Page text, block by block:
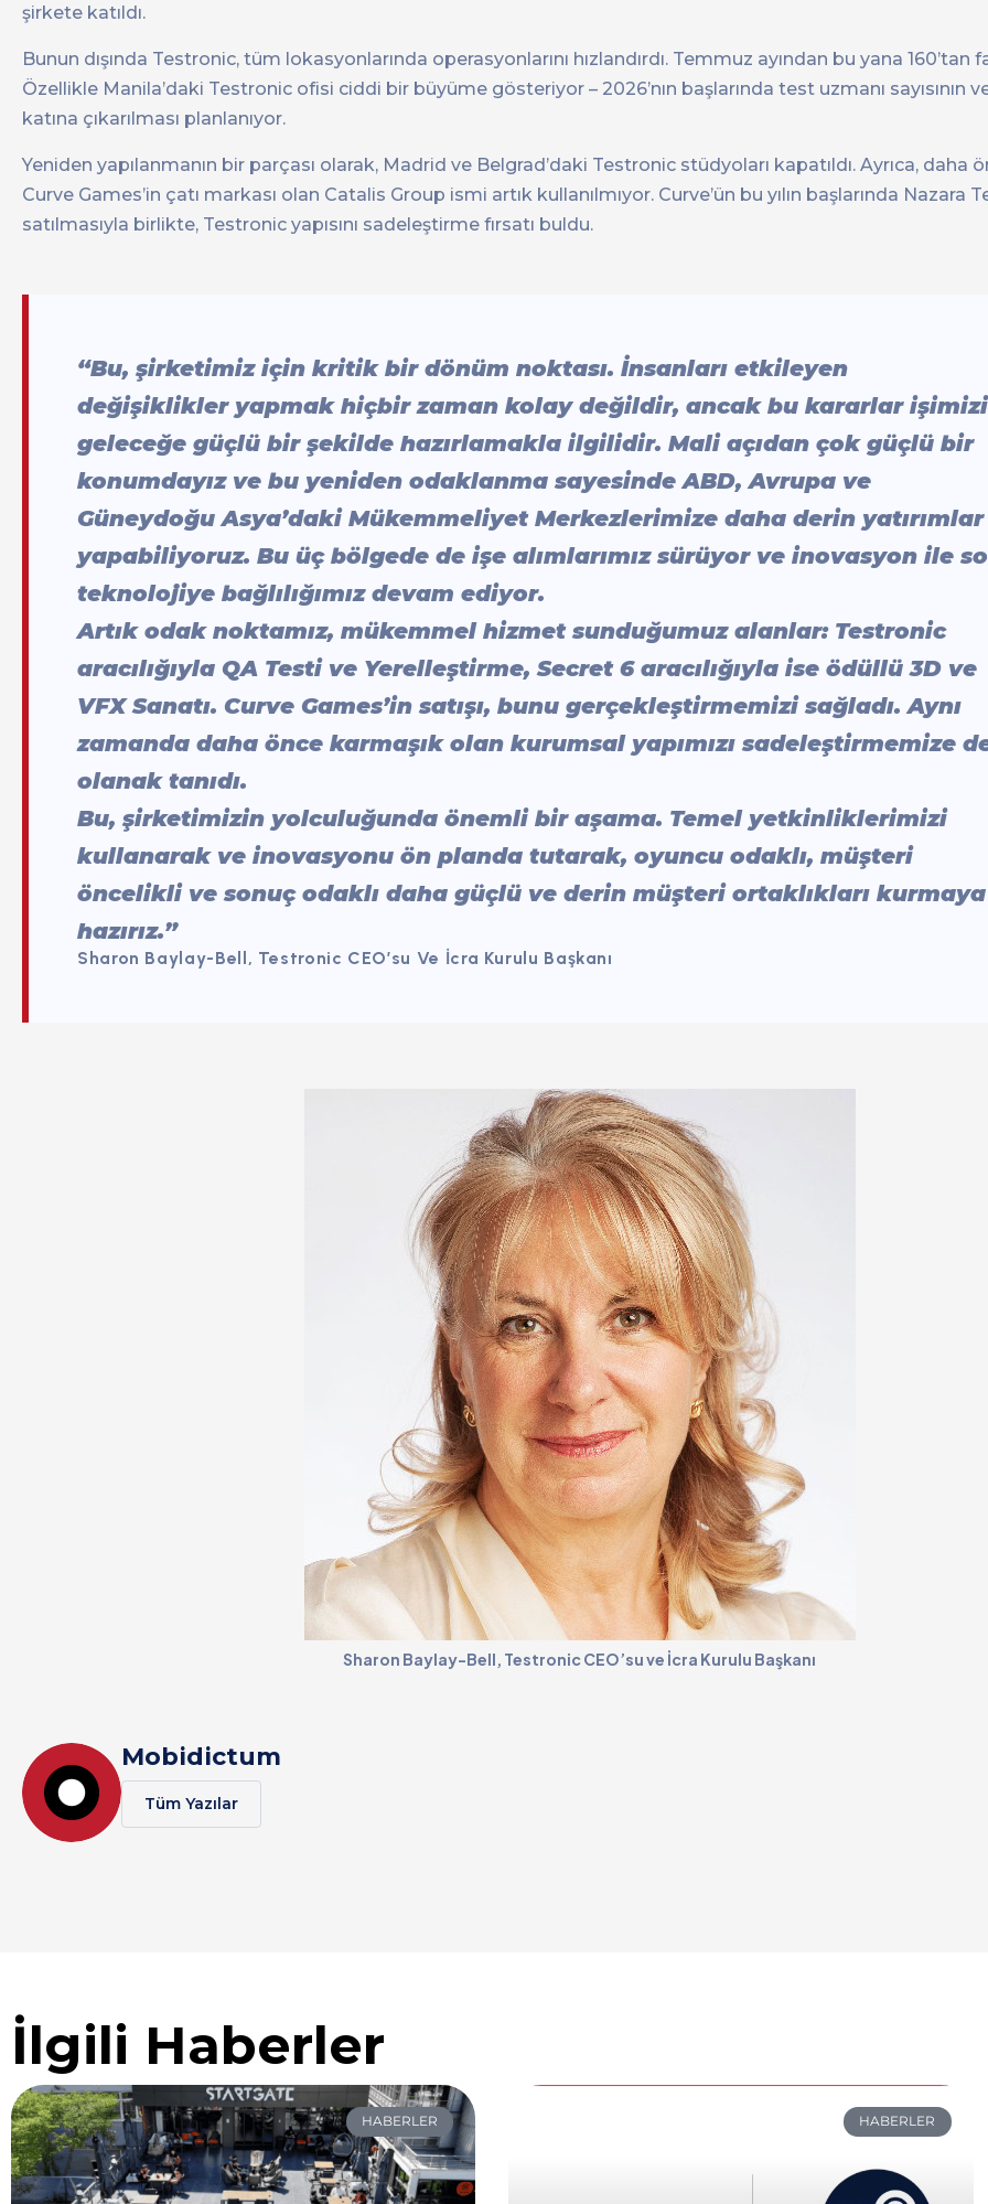
şirkete katıldı.
Bunun dışında Testronic, tüm lokasyonlarında operasyonlarını hızlandırdı. Temmuz ayından bu yana 160’tan
Özellikle Manila’daki Testronic ofisi ciddi bir büyüme gösteriyor – 2026’nın başlarında test uzmanı sayısının
katına çıkarılması planlanıyor.
Yeniden yapılanmanın bir parçası olarak, Madrid ve Belgrad’daki Testronic stüdyoları kapatıldı. Ayrıca, daha
Curve Games’in çatı markası olan Catalis Group ismi artık kullanılmıyor. Curve’ün bu yılın başlarında Nazara
satılmasıyla birlikte, Testronic yapısını sadeleştirme fırsatı buldu.
“Bu, şirketimiz için kritik bir dönüm noktası. İnsanları etkileyen
değişiklikler yapmak hiçbir zaman kolay değildir, ancak bu kararlar işimizi
geleceğe güçlü bir şekilde hazırlamakla ilgilidir. Mali açıdan çok güçlü bir
konumdayız ve bu yeniden odaklanma sayesinde ABD, Avrupa ve
Güneydoğu Asya’daki Mükemmeliyet Merkezlerimize daha derin yatırımlar
yapabiliyoruz. Bu üç bölgede de işe alımlarımız sürüyor ve inovasyon ile
teknolojiye bağlılığımız devam ediyor.
Artık odak noktamız, mükemmel hizmet sunduğumuz alanlar: Testronic
aracılığıyla QA Testi ve Yerelleştirme, Secret 6 aracılığıyla ise ödüllü 3D ve
VFX Sanatı. Curve Games’in satışı, bunu gerçekleştirmemizi sağladı. Aynı
zamanda daha önce karmaşık olan kurumsal yapımızı sadeleştirmemize
olanak tanıdı.
Bu, şirketimizin yolculuğunda önemli bir aşama. Temel yetkinliklerimizi
kullanarak ve inovasyonu ön planda tutarak, oyuncu odaklı, müşteri
öncelikli ve sonuç odaklı daha güçlü ve derin müşteri ortaklıkları kurmaya
hazırız.”
Sharon Baylay-Bell, Testronic CEO’su Ve İcra Kurulu Başkanı
Sharon Baylay-Bell, Testronic CEO’su ve İcra Kurulu Başkanı
Mobidictum
Tüm Yazılar
İlgili Haberler
HABERLER HABERLER